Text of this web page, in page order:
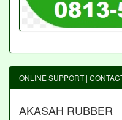
ONLINE SUPPORT |
AKASAH RUBBER